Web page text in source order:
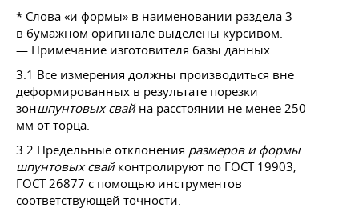
* Слова «и формы» в наименовании раздела 3
в бумажном оригинале выделены курсивом.
— Примечание изготовителя базы данных.
3.1 Все измерения должны производиться вне
деформированных в результате порезки
зоншпунтовых свайна расстоянии не менее 250
мм от торца.
3.2 Предельные отклонения размеров и формы
шпунтовых свайконтролируют по ГОСТ 19903,
ГОСТ 26877 с помощью инструментов
соответствующей точности.